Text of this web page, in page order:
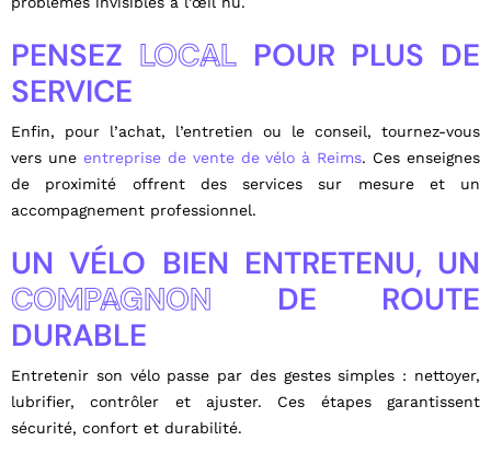
PENSEZ LOCALPOUR PLUS DE
SERVICE
Enfin, pour l’achat, l’entretien ou le conseil, tournez-vous
vers une entreprise de vente de vélo à Reims. Ces enseignes
de proximité offrent des services sur mesure et un
accompagnement professionnel.
UN VÉLO BIEN ENTRETENU, UN
COMPAGNON DE ROUTE
DURABLE
Entretenir son vélo passe par des gestes simples : nettoyer,
lubrifier, contrôler et ajuster. Ces étapes garantissent
sécurité, confort et durabilité.